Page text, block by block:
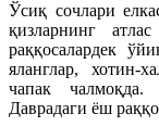
Ўсиқ сочлари
қизларнинг
раққосалардек
яланглар, хотин-
чапак
Даврадаги ёш